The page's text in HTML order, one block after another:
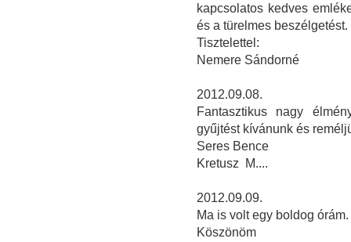
kapcsolatos kedves
és a türelmes beszélgetést.
Tisztelettel:
Nemere Sándorné
2012.09.08.
Fantasztikus nagy
gyűjtést kívánunk és
Seres Bence
Kretusz M....
2012.09.09.
Ma is volt egy boldog
Köszönöm